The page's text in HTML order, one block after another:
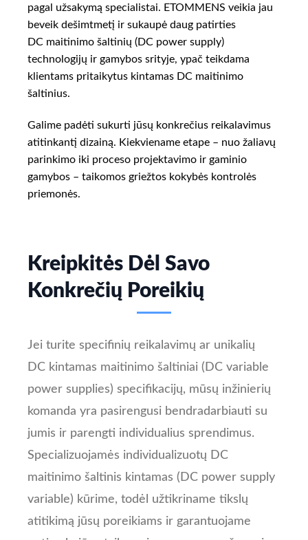
pagal užsakymą specialistai. ETOMMENS veikia jau
beveik dešimtmetį ir sukaupė daug patirties
DC maitinimo šaltinių (DC power supply)
technologijų ir gamybos srityje, ypač teikdama
klientams pritaikytus kintamas DC maitinimo
šaltinius.
Galime padėti sukurti jūsų konkrečius reikalavimus
atitinkantį dizainą. Kiekviename etape – nuo žaliavų
parinkimo iki proceso projektavimo ir gaminio
gamybos – taikomos griežtos kokybės kontrolės
priemonės.
Kreipkitės Dėl Savo
Konkrečių Poreikių
Jei turite specifinių reikalavimų ar unikalių
DC kintamas maitinimo šaltiniai (DC variable
power supplies) specifikacijų, mūsų inžinierių
komanda yra pasirengusi bendradarbiauti su
jumis ir parengti individualius sprendimus.
Specializuojamės individualizuotų DC
maitinimo šaltinis kintamas (DC power supply
variable) kūrime, todėl užtikriname tikslų
atitikimą jūsų poreikiams ir garantuojame